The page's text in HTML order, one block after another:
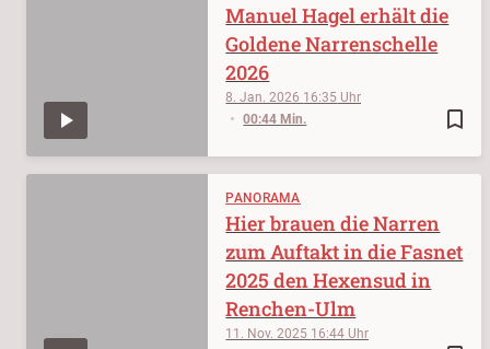
bookmark_border
8. Jan. 2026 16:35
00:44 Min.
Manuel Hagel erhält die
Goldene Narrenschelle
2026
PANORAMA
11. Nov. 2025 16:44
Hier brauen die Narren
zum Auftakt in die Fasnet
2025 den Hexensud in
Renchen-Ulm